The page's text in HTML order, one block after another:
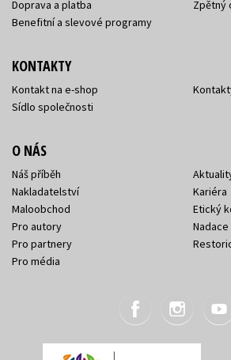
Doprava a platba
Benefitní a slevové programy
Zpětný
KONTAKTY
Kontakt na e-shop
Sídlo společnosti
O NÁS
Náš příběh
Nakladatelství
Maloobchod
Pro autory
Pro partnery
Pro média
Kariéra
Etický